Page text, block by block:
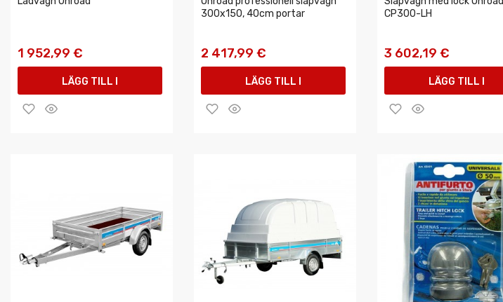
1 952,99 €
LÄGG TILL I
VARUKORGEN
300x150, 40cm portar
2 417,99 €
LÄGG TILL I
VARUKORGEN
CP300-LH
3 602,19 €
LÄGG TILL I
VARUKORGEN